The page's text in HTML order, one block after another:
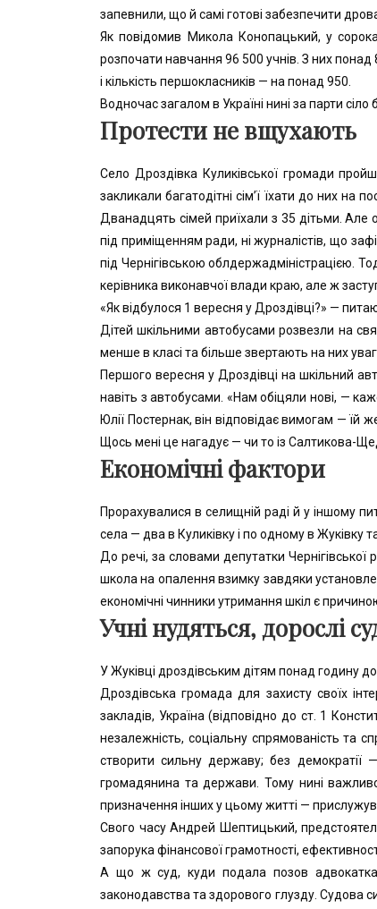
запевнили, що й самі готові забезпечити
Як повідомив Микола Конопацький, у
розпочати навчання 96 500 учнів. З них
і кількість першокласників — на понад 950.
Водночас загалом в Україні нині за парти
Протести не вщухають
Село Дроздівка Куликівської громади
закликали багатодітні сім’ї їхати до них
Дванадцять сімей приїхали з 35 дітьми. Але
під приміщенням ради, ні журналістів, що
під Чернігівською облдержадміністрацією.
керівника виконавчої влади краю, але ж
«Як відбулося 1 вересня у Дроздівці?» —
Дітей шкільними автобусами розвезли на
менше в класі та більше звертають на них
Першого вересня у Дроздівці на шкільний
навіть з автобусами. «Нам обіцяли нові, —
Юлії Постернак, він відповідає вимогам — їй
Щось мені це нагадує — чи то із Салтикова-
Економічні фактори
Прорахувалися в селищній раді й у іншому
села — два в Куликівку і по одному в Жуківку
До речі, за словами депутатки Чернігівської
школа на опалення взимку завдяки
економічні чинники утримання шкіл є
Учні нудяться, дорослі
У Жуківці дроздівським дітям понад годину
Дроздівська громада для захисту своїх
закладів, Україна (відповідно до ст. 1
незалежність, соціальну спрямованість
створити сильну державу; без демократії
громадянина та держави. Тому нині
призначення інших у цьому житті —
Свого часу Андрей Шептицький,
запорука фінансової грамотності,
А що ж суд, куди подала позов адвокатка
законодавства та здорового глузду. Судова